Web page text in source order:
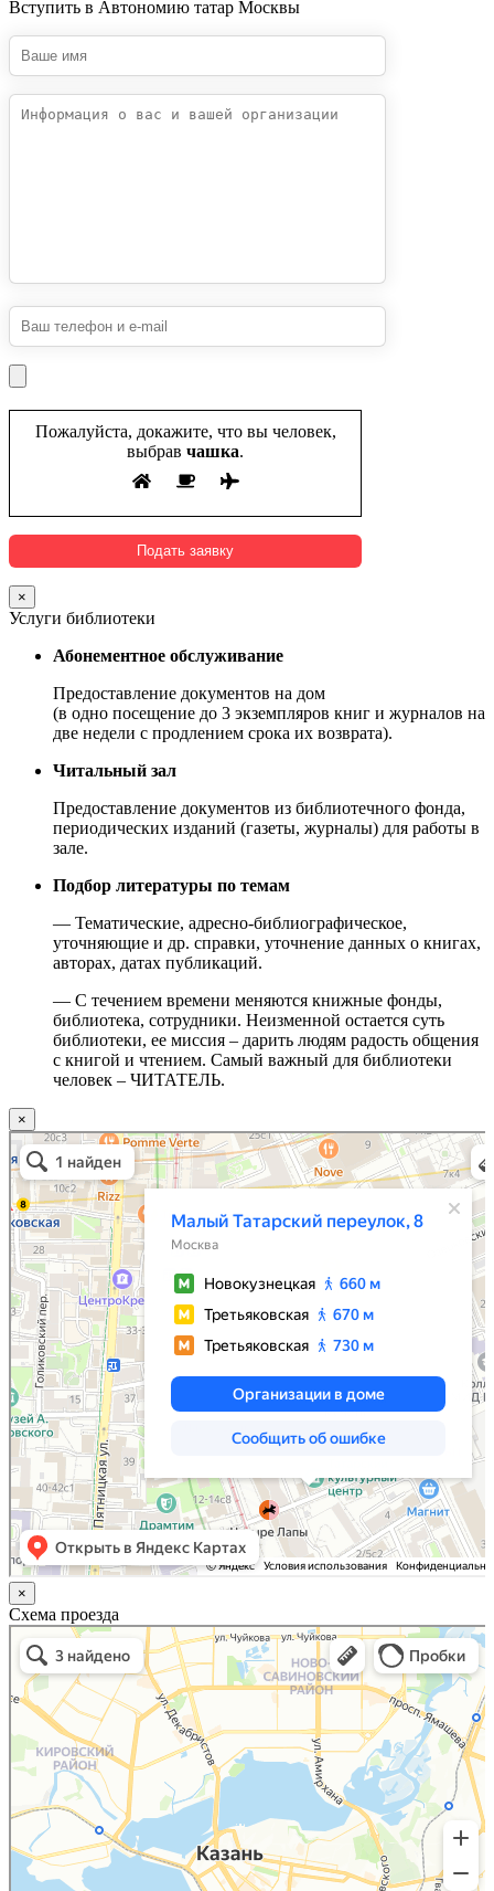
Вступить в Автономию татар Москвы
Пожалуйста, докажите, что вы человек,
выбрав чашка.
×
Услуги библиотеки
Абонементное обслуживание
Предоставление документов на дом
(в одно посещение до 3 экземпляров книг и журналов на
две недели с продлением срока их возврата).
Читальный зал
Предоставление документов из библиотечного фонда,
периодических изданий (газеты, журналы) для работы в
зале.
Подбор литературы по темам
— Тематические, адресно-библиографическое,
уточняющие и др. справки, уточнение данных о книгах,
авторах, датах публикаций.
— С течением времени меняются книжные фонды,
библиотека, сотрудники. Неизменной остается суть
библиотеки, ее миссия – дарить людям радость общения
с книгой и чтением. Самый важный для библиотеки
человек – ЧИТАТЕЛЬ.
×
Москва
Малый Татарский переулок, 8 на карте Москвы, ближайшее метро Новокузнецкая —
Яндекс.Карты
×
Схема проезда
Казань
Малый Татарский переулок, 8 на карте Москвы, ближайшее метро Новокузнецкая —
Яндекс.Карты